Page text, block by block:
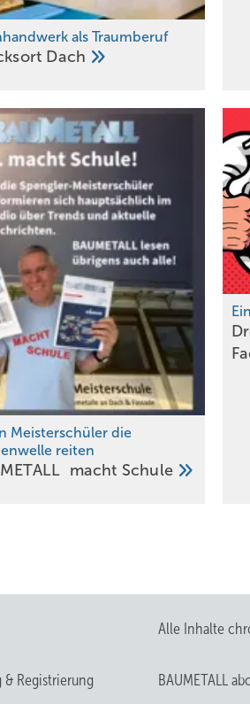
als Traumberuf
Dach
Meisterschüler die
reiten
macht Schule
Alle Inhalte
Registrierung BAUMETALL